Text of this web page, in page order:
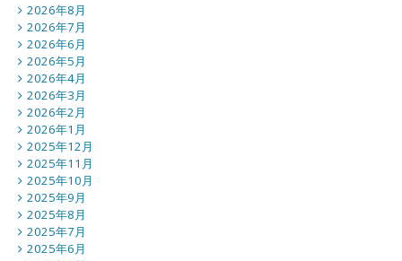
2026年8月
2026年7月
2026年6月
2026年5月
2026年4月
2026年3月
2026年2月
2026年1月
2025年12月
2025年11月
2025年10月
2025年9月
2025年8月
2025年7月
2025年6月